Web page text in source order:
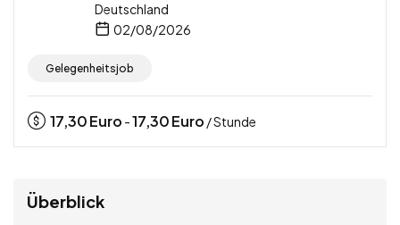
Deutschland
02/08/2026
Gelegenheitsjob
17,30Euro -17,30Euro / Stunde
Überblick